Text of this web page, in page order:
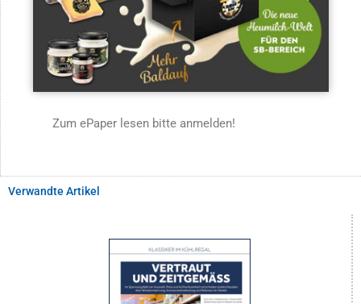
Zum ePaper lesen bitte anmelden!
Verwandte Artikel